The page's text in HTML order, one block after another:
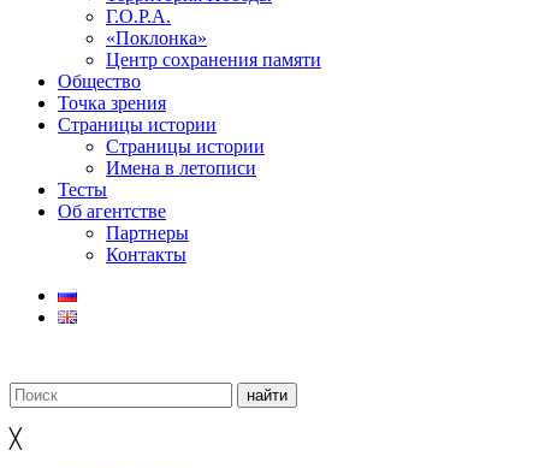
Г.О.Р.А.
«Поклонка»
Центр сохранения памяти
Общество
Точка зрения
Страницы истории
Страницы истории
Имена в летописи
Тесты
Об агентстве
Партнеры
Контакты
╳